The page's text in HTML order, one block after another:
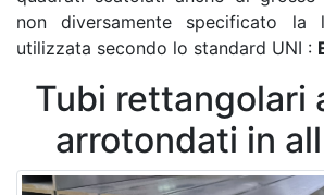
non diversamente specificato la
utilizzata secondo lo standard UNI :
Tubi rettangolari
arrotondati in